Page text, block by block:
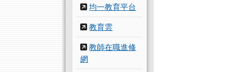
均一教育平台
教育雲
教師在職進修
網